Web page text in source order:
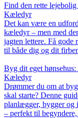
Find den rette
Kæledyr
Det kan være en
kæledyr – men med
jagten lettere. Få gode
til både dig og dit
Byg dit eget
Kæledyr
Drømmer du om at
skal starte? Denne
planlægger, bygger og
– perfekt til